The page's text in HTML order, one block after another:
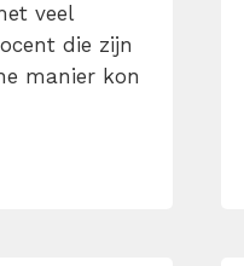
veel
die zijn
manier kon